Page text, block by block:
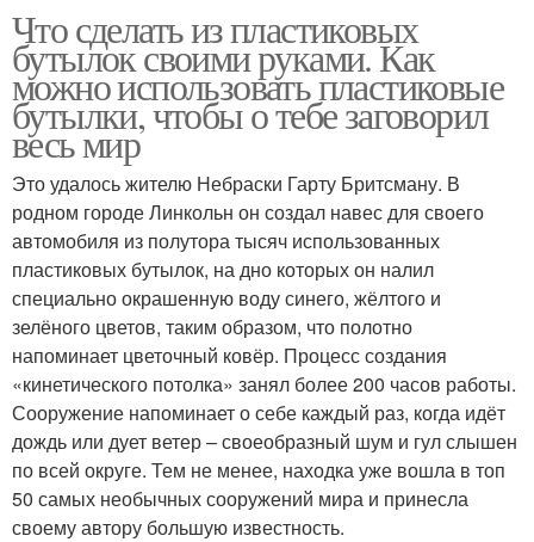
Что сделать из пластиковых
бутылок своими руками. Как
можно использовать пластиковые
бутылки, чтобы о тебе заговорил
весь мир
Это удалось жителю Небраски Гарту Бритсману. В
родном городе Линкольн он создал навес для своего
автомобиля из полутора тысяч использованных
пластиковых бутылок, на дно которых он налил
специально окрашенную воду синего, жёлтого и
зелёного цветов, таким образом, что полотно
напоминает цветочный ковёр. Процесс создания
«кинетического потолка» занял более 200 часов работы.
Сооружение напоминает о себе каждый раз, когда идёт
дождь или дует ветер – своеобразный шум и гул слышен
по всей округе. Тем не менее, находка уже вошла в топ
50 самых необычных сооружений мира и принесла
своему автору большую известность.